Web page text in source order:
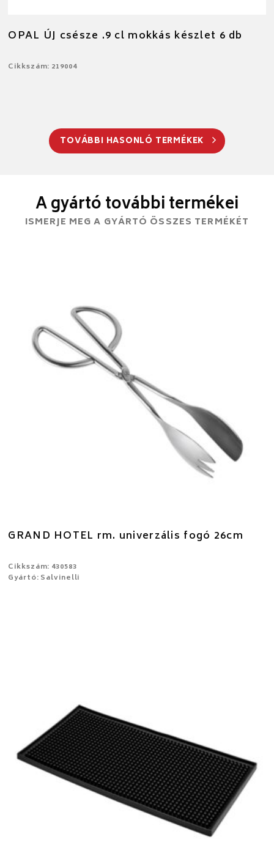
OPAL ÚJ csésze .9 cl mokkás készlet 6 db
Cikkszám: 219004
TOVÁBBI HASONLÓ TERMÉKEK
A gyártó további termékei
ISMERJE MEG A GYÁRTÓ ÖSSZES TERMÉKÉT
GRAND HOTEL rm. univerzális fogó 26cm
Cikkszám: 430583
Gyártó: Salvinelli